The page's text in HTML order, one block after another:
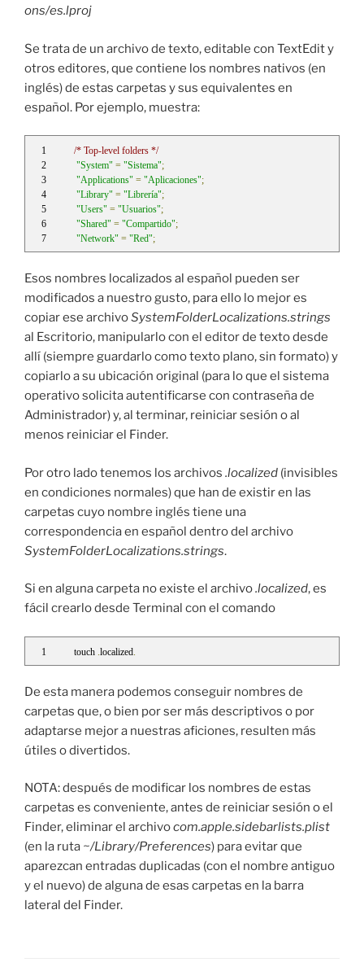
ons/es.lproj
Se trata de un archivo de texto, editable con TextEdit y
otros editores, que contiene los nombres nativos (en
inglés) de estas carpetas y sus equivalentes en
español. Por ejemplo, muestra:
/* Top-level folders */
"System" = "Sistema";
"Applications" = "Aplicaciones";
"Library" = "Librería";
"Users" = "Usuarios";
"Shared" = "Compartido";
"Network" = "Red";
Esos nombres localizados al español pueden ser
modificados a nuestro gusto, para ello lo mejor es
copiar ese archivoSystemFolderLocalizations.strings
al Escritorio, manipularlo con el editor de texto desde
allí (siempre guardarlo como texto plano, sin formato) y
copiarlo a su ubicación original (para lo que el sistema
operativo solicita autentificarse con contraseña de
Administrador) y, al terminar, reiniciar sesión o al
menos reiniciar el Finder.
Por otro lado tenemos los archivos .localized (invisibles
en condiciones normales) que han de existir en las
carpetas cuyo nombre inglés tiene una
correspondencia en español dentro del archivo
SystemFolderLocalizations.strings.
Si en alguna carpeta no existe el archivo.localized, es
fácil crearlo desde Terminal con el comando
touch .localized.
De esta manera podemos conseguir nombres de
carpetas que, o bien por ser más descriptivos o por
adaptarse mejor a nuestras aficiones, resulten más
útiles o divertidos.
NOTA: después de modificar los nombres de estas
carpetas es conveniente, antes de reiniciar sesión o el
Finder, eliminar el archivocom.apple.sidebarlists.plist
(en la ruta ~/Library/Preferences) para evitar que
aparezcan entradas duplicadas (con el nombre antiguo
y el nuevo) de alguna de esas carpetas en la barra
lateral del Finder.